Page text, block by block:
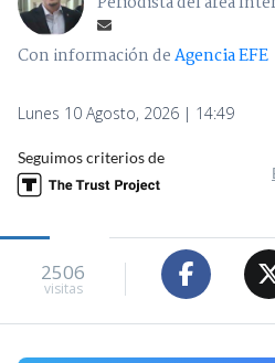
Con información deAgencia EFE
Lunes 10 Agosto, 2026 | 14:49
Seguimos criterios de
2506
visitas